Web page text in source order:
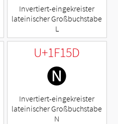
Invertiert-eingekreister
lateinischer Großbuchstabe
L
U+1F15D
🅝
Invertiert-eingekreister
lateinischer Großbuchstabe
N